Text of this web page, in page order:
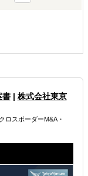
わりに動きま
マーケティング
書| 株式会社東京
ロスボーダーM&A・